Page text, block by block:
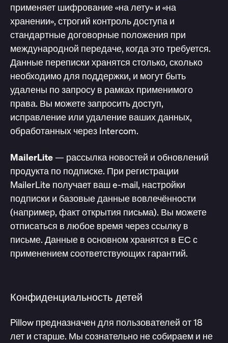
применяет шифрование «на лету» и «на
хранении», строгий контроль доступа и
стандартные договорные положения при
международной передаче, когда это требуется.
Данные переписки хранятся столько, сколько
необходимо для поддержки, и могут быть
удалены по запросу в рамках применимого
права. Вы можете запросить доступ,
исправление или удаление ваших данных,
обработанных через Intercom.
MailerLite — рассылка новостей и обновлений
продукта по подписке. При регистрации
MailerLite получает ваш e-mail, настройки
подписки и базовые данные вовлечённости
(например, факт открытия письма). Вы можете
отписаться в любое время через ссылку в
письме. Данные в основном хранятся в ЕС с
применением соответствующих гарантий.
Конфиденциальность детей
Pillow предназначен для пользователей от 18
лет и старше. Мы сознательно не собираем и не